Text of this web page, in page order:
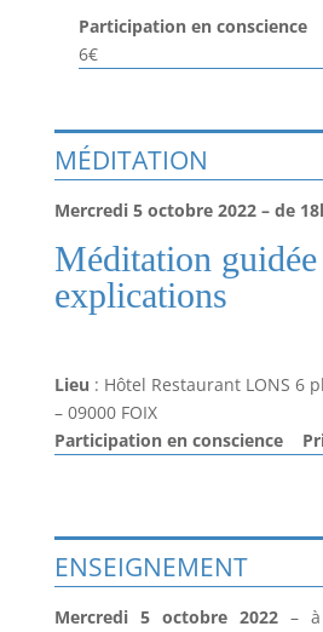
Participation en
6€
MÉDITATION
Mercredi 5 octobre 2022 – de
Méditation guidée
explications
Lieu : Hôtel Restaurant LONS 6
– 09000 FOIX
Participation en conscience
ENSEIGNEMENT
Mercredi 5 octobre 2022–